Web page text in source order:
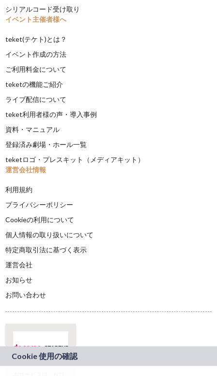
シリアルコード受け取り
イベント主催者様へ
teket(テケト)とは？
イベント作成の方法
ご利用料金について
teketの機能ご紹介
ライブ配信について
teket利用者様の声・導入事例
資料・マニュアル
登録済み劇場・ホール一覧
teketロゴ・プレスキット（メディアキット）
運営会社情報
利用規約
プライバシーポリシー
Cookieの利用について
個人情報の取り扱いについて
特定商取引法に基づく表示
運営会社
お知らせ
お問い合わせ